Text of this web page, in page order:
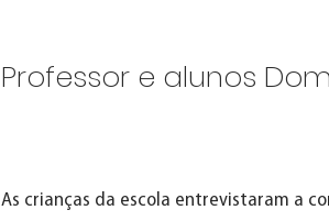
Professor e alunos
As crianças da escola entrevistaram a